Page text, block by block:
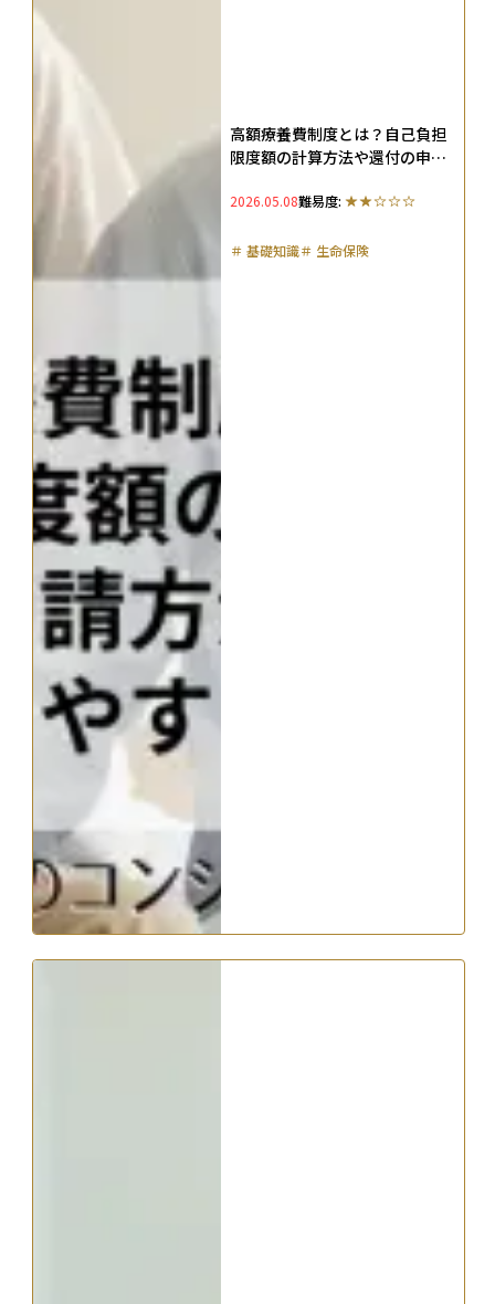
高額療養費制度とは？自己負担
限度額の計算方法や還付の申請
2026.05.08難易度:
＃ 基礎知識＃ 生命保険